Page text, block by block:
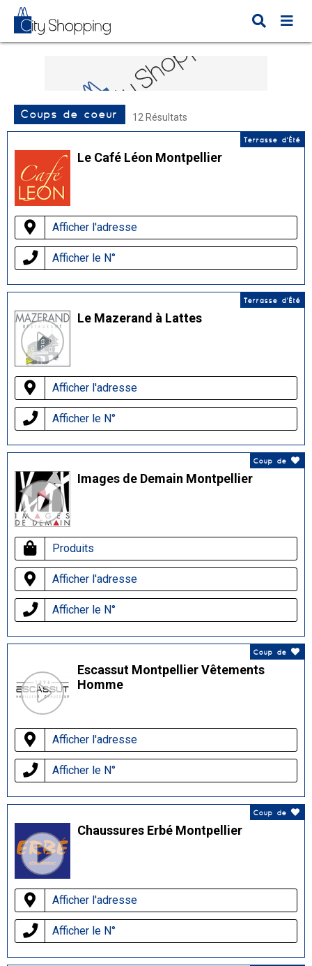
Coups de coeur 12 Résultats
Terrasse d'Été
Le Café Léon Montpellier
Afficher l'adresse
Afficher le N°
Terrasse d'Été
Le Mazerand à Lattes
Afficher l'adresse
Afficher le N°
Coup de
Images de Demain Montpellier
Produits
Afficher l'adresse
Afficher le N°
Coup de
Escassut Montpellier Vêtements
Homme
Afficher l'adresse
Afficher le N°
Coup de
Chaussures Erbé Montpellier
Afficher l'adresse
Afficher le N°